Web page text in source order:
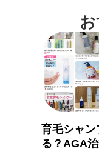
育毛シャ
る？AGA